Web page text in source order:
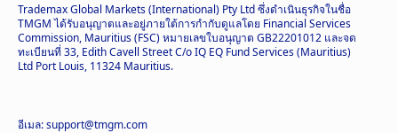
Trademax Global Markets (International) Pty Ltd ซึ่งดำเนินธุรกิจในชื่อ
TMGM ได้รับอนุญาตและอยู่ภายใต้การกำกับดูแลโดย Financial Services
Commission, Mauritius (FSC) หมายเลขใบอนุญาต GB22201012 และจด
ทะเบียนที่ 33, Edith Cavell Street C/o IQ EQ Fund Services (Mauritius)
Ltd Port Louis, 11324 Mauritius.
อีเมล: support@tmgm.com